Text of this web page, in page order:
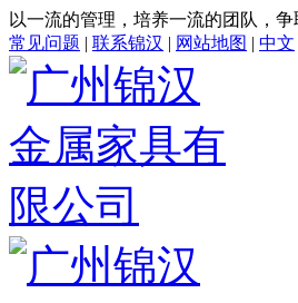
以一流的管理，培养一流的团队，
常见问题 | 联系锦汉 | 网站地图 | 中文